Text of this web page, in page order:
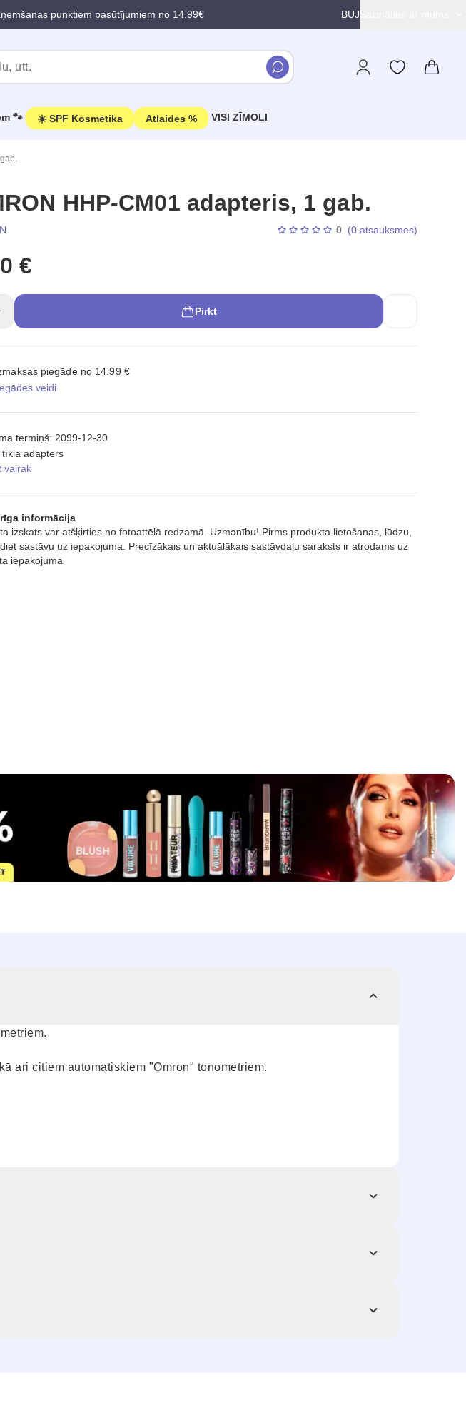
punktiem pasūtījumiem no 14.99€ BUJ
🐾 ☀️ SPF Kosmētika Atlaides % VISI ZĪMOLI
HHP-CM01 adapteris, 1 gab.
0 (0 atsauksmes)
€
Pirkt
piegāde no 14.99 €
veidi
termiņš: 2099-12-30
adapters
vairāk
informācija
izskats var atšķirties no fotoattēlā redzamā. Uzmanību! Pirms produkta lietošanas, lūdzu,
sastāvu uz iepakojuma. Precīzākais un aktuālākais sastāvdaļu saraksts ir atrodams uz
iepakojuma
ari citiem automatiskiem "Omron" tonometriem.